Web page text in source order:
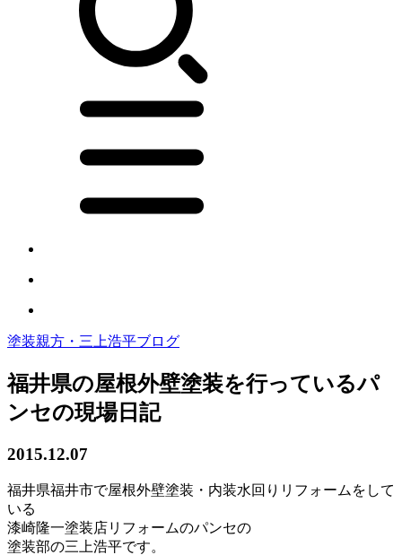
塗装親方・三上浩平ブログ
福井県の屋根外壁塗装を行っているパ
ンセの現場日記
2015.12.07
福井県福井市で屋根外壁塗装・内装水回りリフォームをして
いる
漆崎隆一塗装店リフォームのパンセの
塗装部の三上浩平です。